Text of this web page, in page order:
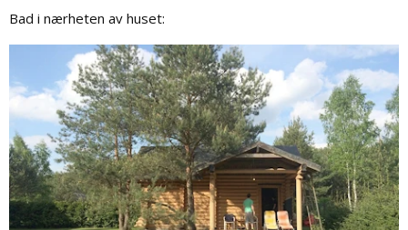
Bad i nærheten av huset: